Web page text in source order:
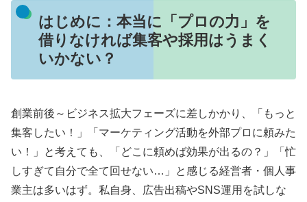
はじめに：本当に「プロの力」を
借りなければ集客や採用はうまく
いかない？
創業前後～ビジネス拡大フェーズに差しかかり、「もっと
集客したい！」「マーケティング活動を外部プロに頼みた
い！」と考えても、「どこに頼めば効果が出るの？」「忙
しすぎて自分で全て回せない…」と感じる経営者・個人事
業主は多いはず。私自身、広告出稿やSNS運用を試しな